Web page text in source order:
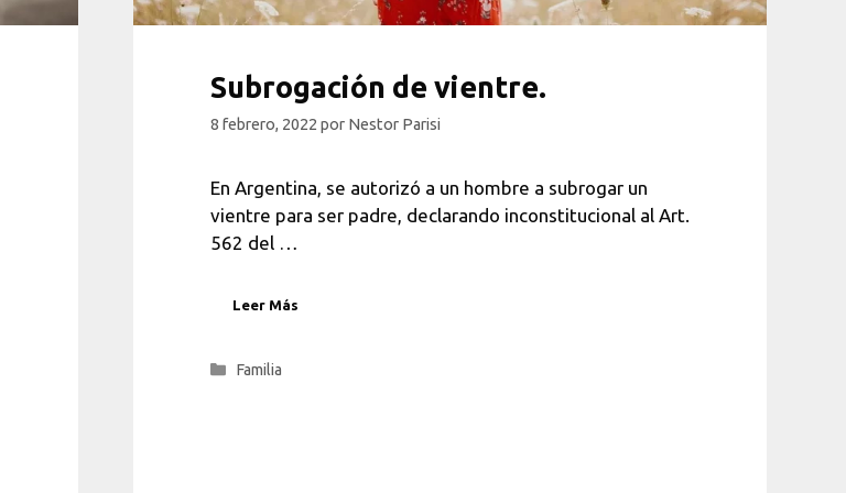
Subrogación de vientre.
8 febrero, 2022 por Nestor Parisi
En Argentina, se autorizó a un hombre a subrogar un
vientre para ser padre, declarando inconstitucional al Art.
562 del …
Leer Más
Categorías
Familia